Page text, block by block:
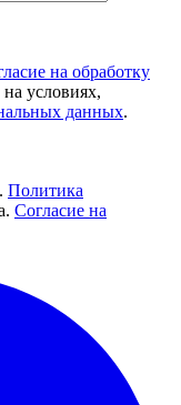
на обработку
условиях,
данных.
Политика
Согласие на